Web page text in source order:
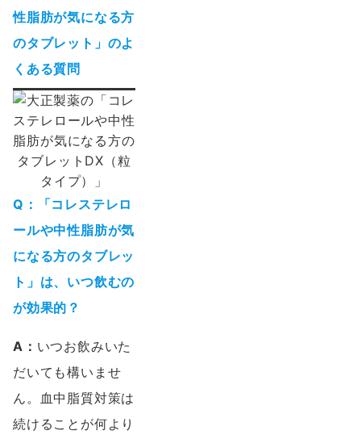
性脂肪が気になる方
のタブレット」のよ
くある質問
Q：「コレステレロ
ールや中性脂肪が気
になる方のタブレッ
ト」は、いつ飲むの
が効果的？
A： いつお飲みいた
だいても構いませ
ん。血中脂質対策は
続けることが何より